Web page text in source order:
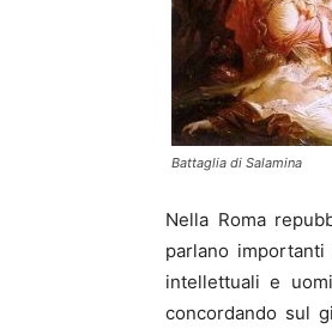
Battaglia di Salamina
Nella Roma
parlano
intellettuali e
concordando sul